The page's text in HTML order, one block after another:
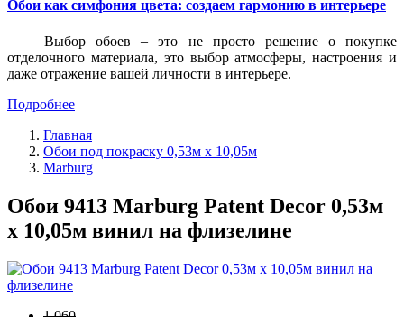
Обои как симфония цвета: создаем гармонию в интерьере
Выбор обоев – это не просто решение о покупке
отделочного материала, это выбор атмосферы, настроения и
даже отражение вашей личности в интерьере.
Подробнее
Главная
Обои под покраску 0,53м x 10,05м
Marburg
Обои 9413 Marburg Patent Decor 0,53м
x 10,05м винил на флизелине